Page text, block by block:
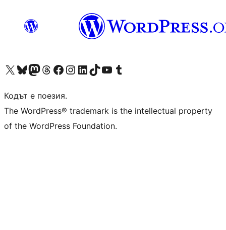
Visit our X (formerly Twitter) account
Visit our Bluesky account
Visit our Mastodon account
Visit our Threads account
Посетете нашата страница във Facebook
Посетете нашия профил в Instagram
Посетете нашия профил в LinkedIn
Visit our TikTok account
Visit our YouTube channel
Visit our Tumblr account
Кодът е поезия.
The WordPress® trademark is the intellectual property
of the WordPress Foundation.